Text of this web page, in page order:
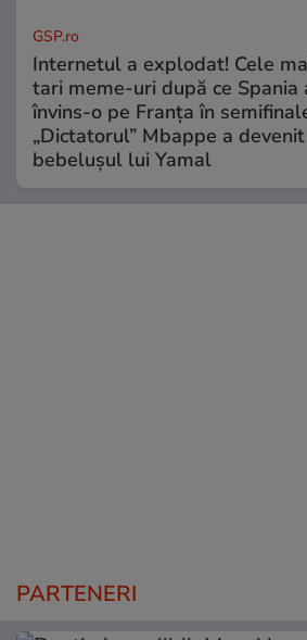
GSP.ro
Internetul a explodat! Cele
tari meme-uri după ce Spania
învins-o pe Franța în
„Dictatorul” Mbappe a devenit
bebelușul lui Yamal
PARTENERI